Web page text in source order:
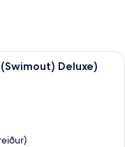
- aðgengi að sundlaug
Deluxe)